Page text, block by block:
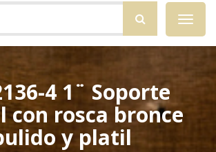
Menú
de
4 1¨ Soporte
con rosca bronce
y platil